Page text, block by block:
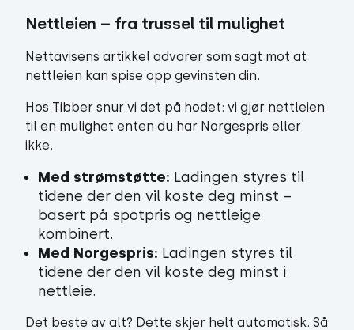
Nettleien – fra trussel til mulighet
Nettavisens artikkel advarer som sagt mot at
nettleien kan spise opp gevinsten din.
Hos Tibber snur vi det på hodet: vi gjør nettleien
til en mulighet enten du har Norgespris eller
ikke.
Med strømstøtte: Ladingen styres til
tidene der den vil koste deg minst –
basert på spotpris og nettleige
kombinert.
Med Norgespris: Ladingen styres til
tidene der den vil koste deg minst i
nettleie.
Det beste av alt? Dette skjer helt automatisk. Så